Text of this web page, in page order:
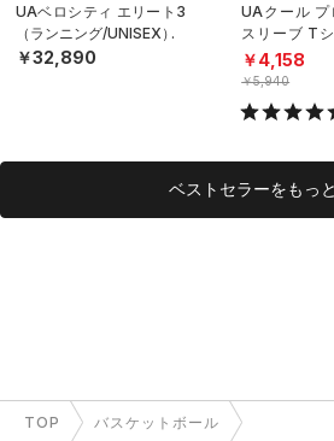
UAベロシティ エリート3
（ランニング/UNISEX）
￥32,890
UAクール プ
スリーブ Tシ
ーニング/MEN
￥4,158
￥5,940
ベストセラーをもっ
TOP バスケットボール